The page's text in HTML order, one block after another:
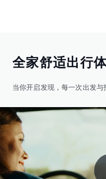
全家舒适出行
当你开启发现，每一次出发与